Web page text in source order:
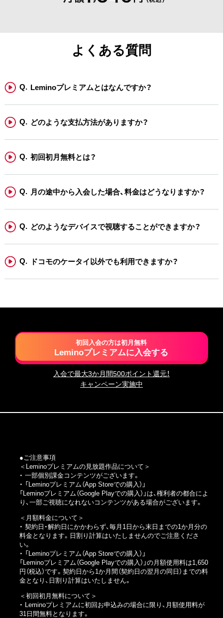
よくある質問
Leminoプレミアムとはなんですか？
どのような支払方法がありますか？
初回初月無料とは？
月の途中から入会した場合、料金はどうなりますか？
どのようなデバイスで視聴することができますか？
ドコモのケータイ以外でも利用できますか？
初回入会の方は初月無料
Leminoプレミアムに入会する
入会で最大3か月間500ポイント還元！
キャンペーン実施中
●ご注意事項
＜Leminoプレミアムの見放題作品について＞
・ 一部個別課金コンテンツがございます。
・ 「Leminoプレミアム（App Storeでの購入）」
「Leminoプレミアム（Google Playでの購入）」 は、権利者の都合によ
り、一部ご視聴になれないコンテンツがある場合がございます。
＜月額料金について＞
・ 契約日・解約日にかかわらず、毎月1日から末日までの1か月分の
料金となります。日割り計算はいたしませんのでご注意くださ
い。
・ 「Leminoプレミアム（App Storeでの購入）」
「Leminoプレミアム（Google Playでの購入）」の月額使用料は1,650
円（税込）です。契約日から1か月間（契約日の翌月の同日）までの料
金となり、日割り計算はいたしません。
＜初回初月無料について＞
・ Leminoプレミアムに初回お申込みの場合に限り、月額使用料が
31日間無料となります。